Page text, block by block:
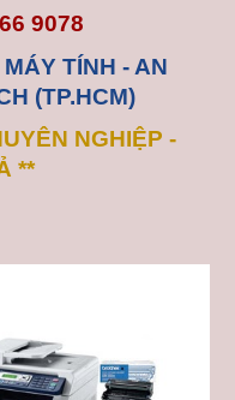
9078
TÍNH - AN
(TP.HCM)
NGHIỆP -
**